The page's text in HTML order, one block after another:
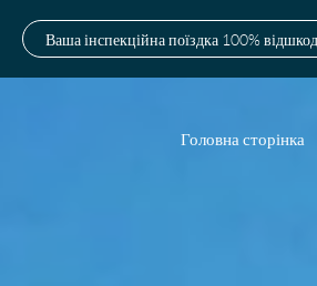
Ваша інспекційна поїздка 100%
Головна сторінка